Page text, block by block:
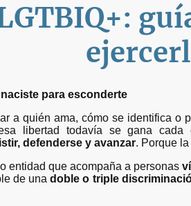
para esconderte
a quién ama, cómo se identifica o
esa libertad todavía se gana
defenderse y avanzar. Porque
entidad que acompaña a personas
de unadoble o triple